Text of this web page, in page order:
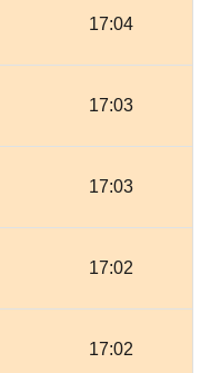
17:04
17:03
17:03
17:02
17:02